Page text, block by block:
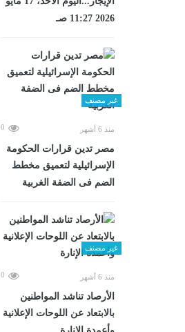
2026 11:27 صـ
غير مصنف
منذ 6 أشهر 0
مصر تدين قرارات الحكومة
الإسرائيلية لتعميق مخطط
الضم فى الضفة الغربية
غير مصنف
منذ 6 أشهر 0
الأرصاد تناشد المواطنين
بالابتعاد عن اللوحات الإعلانية